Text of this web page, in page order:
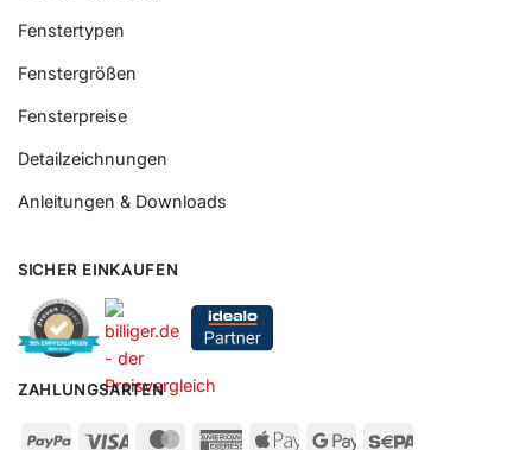
Fenstertypen
Fenstergrößen
Fensterpreise
Detailzeichnungen
Anleitungen & Downloads
SICHER EINKAUFEN
ZAHLUNGSARTEN